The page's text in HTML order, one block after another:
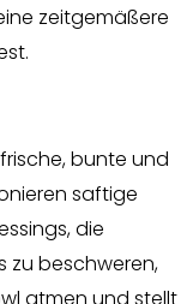
zeitgemäßere
bunte und
saftige
die
zu beschweren,